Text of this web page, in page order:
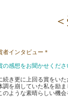
受
者インタビュー＊
の感想をお聞かせくだ
続き更に上回る賞をい
調を崩していた私を励
のような素晴らしい機